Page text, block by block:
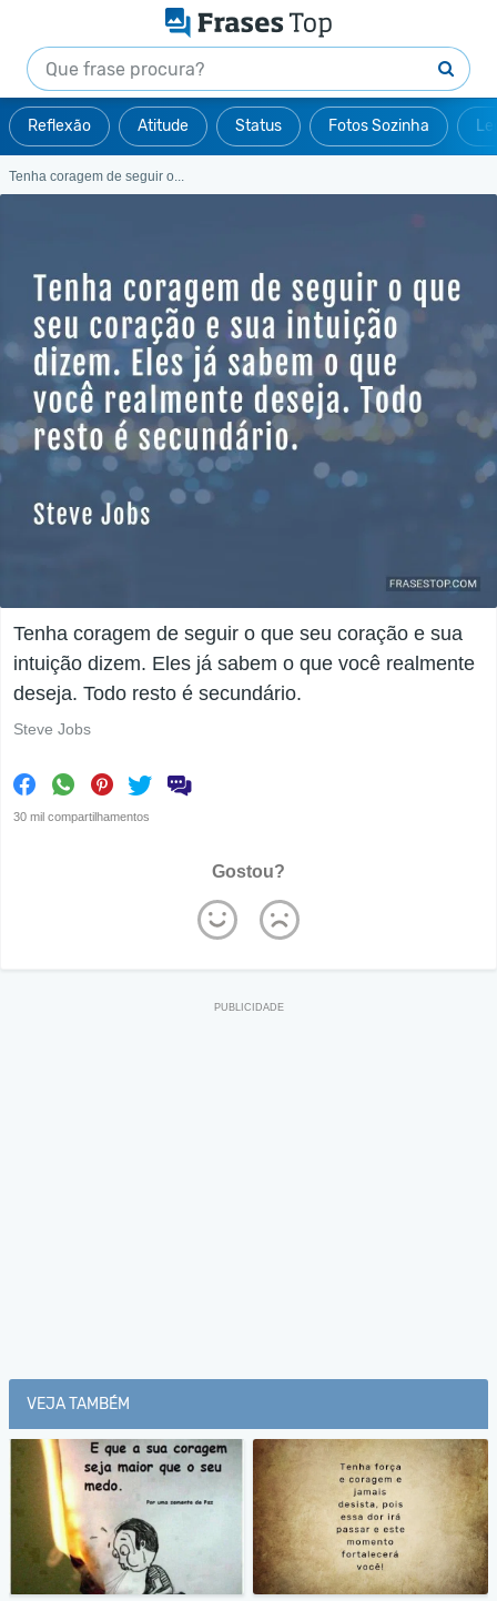
Reflexão Atitude Status Fotos Sozinha
Tenha coragem de seguir o...
Tenha coragem de seguir o que seu coração e sua
intuição dizem. Eles já sabem o que você realmente
deseja. Todo resto é secundário.
Steve Jobs
30 mil compartilhamentos
Gostou?
VEJA TAMBÉM